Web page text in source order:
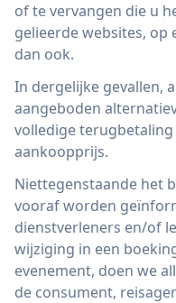
of te vervangen die u
gelieerde websites, op
dan ook.
In dergelijke gevallen,
aangeboden
volledige
aankoopprijs.
Niettegenstaande het
vooraf worden
dienstverleners en/of
wijziging in een
evenement, doen we
de consument,